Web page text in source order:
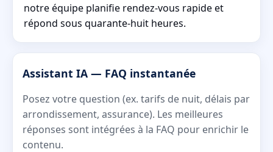
notre équipe planifie rendez-vous rapide et
répond sous quarante-huit heures.
Assistant IA — FAQ instantanée
Posez votre question (ex. tarifs de nuit, délais par
arrondissement, assurance). Les meilleures
réponses sont intégrées à la FAQ pour enrichir le
contenu.